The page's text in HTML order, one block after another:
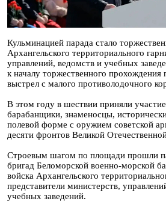
Кульминацией парада стало
Архангельского территориального
управлений, ведомств и учебных
к началу торжественного
выстрел с малого противолодочного
В этом году в шествии приняли
барабанщики, знаменосцы,
полевой форме с оружием советской
десяти фронтов Великой
Строевым шагом по площади прошли
бригад Беломорской военно-морской
войска Архангельского
представители министерств,
учебных заведений.